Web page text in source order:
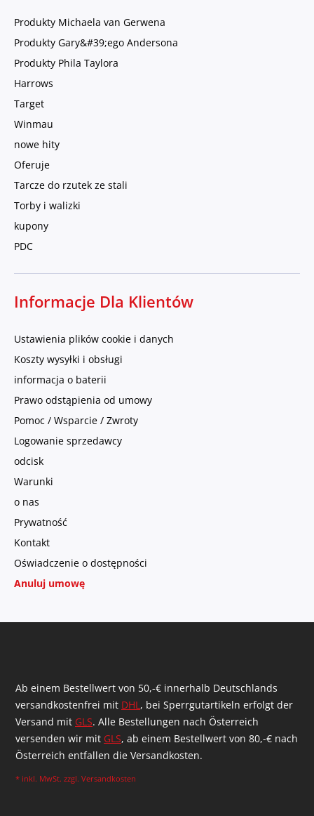
Produkty Michaela van Gerwena
Produkty Gary&#39;ego Andersona
Produkty Phila Taylora
Harrows
Target
Winmau
nowe hity
Oferuje
Tarcze do rzutek ze stali
Torby i walizki
kupony
PDC
Informacje Dla Klientów
Ustawienia plików cookie i danych
Koszty wysyłki i obsługi
informacja o baterii
Prawo odstąpienia od umowy
Pomoc / Wsparcie / Zwroty
Logowanie sprzedawcy
odcisk
Warunki
o nas
Prywatność
Kontakt
Oświadczenie o dostępności
Anuluj umowę
Ab einem Bestellwert von 50,-€ innerhalb Deutschlands
versandkostenfrei mit DHL, bei Sperrgutartikeln erfolgt der
Versand mit GLS. Alle Bestellungen nach Österreich
versenden wir mit GLS, ab einem Bestellwert von 80,-€ nach
Österreich entfallen die Versandkosten.
* inkl. MwSt. zzgl. Versandkosten